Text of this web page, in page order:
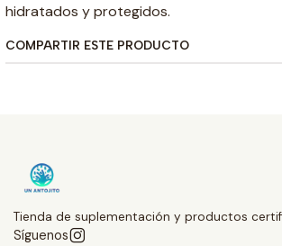
hidratados y protegidos.
COMPARTIR ESTE PRODUCTO
Tienda de suplementación y productos
Síguenos